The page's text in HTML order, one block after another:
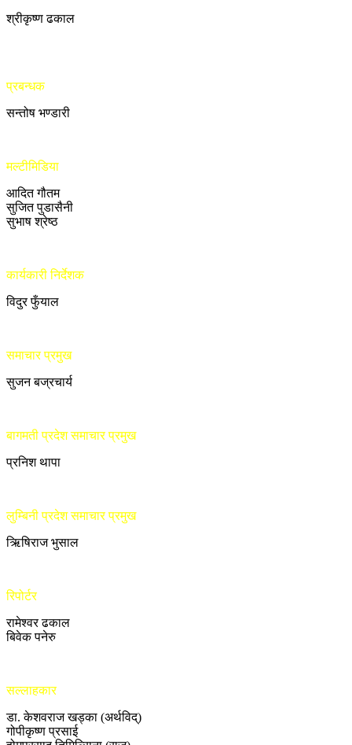
श्रीकृष्ण ढकाल
प्रबन्धक
सन्तोष भण्डारी
मल्टीमिडिया
आदित गौतम
सुजित पुडासैनी
सुभाष श्रेष्ठ
कार्यकारी निर्देशक
विदुर फुँयाल
समाचार प्रमुख
सुजन बज्रचार्य
बागमती प्रदेश समाचार प्रमुख
प्रनिश थापा
लुम्बिनी प्रदेश समाचार प्रमुख
ऋिषिराज भुसाल
रिपोर्टर
रामेश्वर ढकाल
बिवेक पनेरु
सल्लाहकार
डा. केशवराज खड्का (अर्थविद्)
गोपीकृष्ण प्रसाई